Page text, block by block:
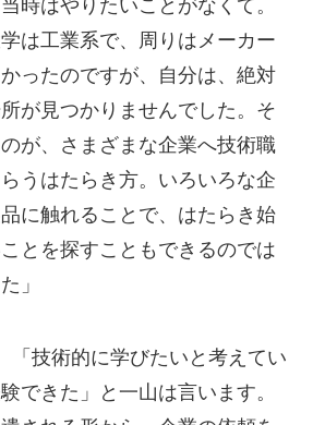
時はやりたいことがなくて。
は工業系で、周りはメーカー
ったのですが、自分は、絶対
が見つかりませんでした。そ
が、さまざまな企業へ技術職
うはたらき方。いろいろな企
に触れることで、はたらき始
とを探すこともできるのでは
」
「技術的に学びたいと考えてい
できた」と一山は言います。